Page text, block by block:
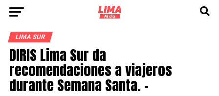
LIMA SUR
DIRIS Lima Sur da
recomendaciones a viajeros
durante Semana Santa. –